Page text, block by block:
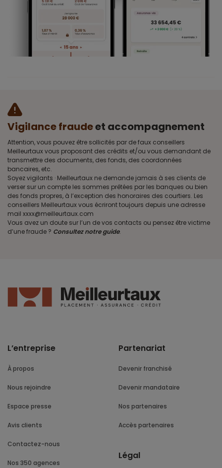
Vigilance fraudeet accompagnement
Attention, vous pouvez être sollicités par de faux conseillers
Meilleurtaux vous proposant des crédits et/ou vous demandant de
transmettre des documents, des fonds, des coordonnées
bancaires, etc.
Soyez vigilants · Meilleurtaux ne demande jamais à ses clients de
verser sur un compte les sommes prêtées par les banques ou bien
des fonds propres, à l’exception des honoraires des courtiers. Les
conseillers Meilleurtaux vous écriront toujours depuis une adresse
mail xxxx@meilleurtaux.com
Vous avez un doute sur l’un de vos contacts ou pensez être victime
d’une fraude ? Consultez notre guide.
L’entreprise
À propos
Nous rejoindre
Espace presse
Avis clients
Contactez-nous
Nos 350 agences
Partenariat
Devenir franchisé
Devenir mandataire
Nos partenaires
Accès partenaires
Légal